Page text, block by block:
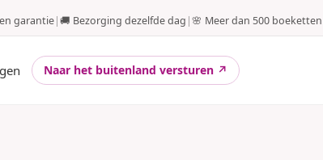
garantie|🚚 Bezorging dezelfde dag |🌸 Meer dan 500 boeketten
Naar het buitenland versturen ↗